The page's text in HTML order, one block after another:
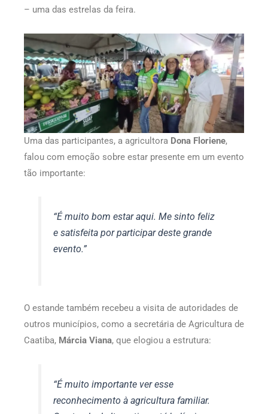
– uma das estrelas da feira.
Uma das participantes, a agricultora Dona Floriene,
falou com emoção sobre estar presente em um evento
tão importante:
“É muito bom estar aqui. Me sinto feliz
e satisfeita por participar deste grande
evento.”
O estande também recebeu a visita de autoridades de
outros municípios, como a secretária de Agricultura de
Caatiba, Márcia Viana, que elogiou a estrutura:
“É muito importante ver esse
reconhecimento à agricultura familiar.